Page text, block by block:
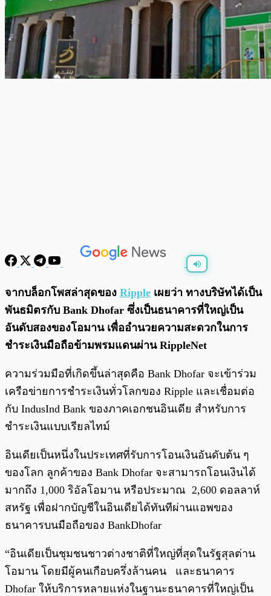
พร้อมเล่น 0:00 / 0:00
จากบล็อกโพสล่าสุดของ Ripple เผยว่า ทางบริษัทได้เป็น
พันธมิตรกับ Bank Dhofar ซึ่งเป็นธนาคารที่ใหญ่เป็น
อันดับสองของโอมาน เพื่ออำนวยความสะดวกในการ
ชำระเงินมือถือข้ามพรมแดนผ่าน RippleNet
ความร่วมมือที่เกิดขึ้นล่าสุดคือ Bank Dhofar จะเข้าร่วม
เครือข่ายการชำระเงินทั่วโลกของ Ripple และเชื่อมต่อ
กับ IndusInd Bank ของภาคเอกชนอินเดีย สำหรับการ
ชำระเงินแบบเรียลไทม์
อินเดียเป็นหนึ่งในประเทศที่รับการโอนเงินอันดับต้น ๆ
ของโลก ลูกค้าของ Bank Dhofar จะสามารถโอนเงินได้
มากถึง 1,000 ริอัลโอมาน หรือประมาณ 2,600 ดอลลาห์
สหรัฐ เพื่อฝากบัญชีในอินเดียได้ทันทีผ่านแอพของ
ธนาคารบนมือถือของ BankDhofar
“อินเดียเป็นชุมชนชาวต่างชาติที่ใหญ่ที่สุดในรัฐสุลต่าน
โอมาน โดยมีผู้คนเกือบครึ่งล้านคน และธนาคาร
Dhofar ให้บริการหลายแห่งในฐานะธนาคารที่ใหญ่เป็น